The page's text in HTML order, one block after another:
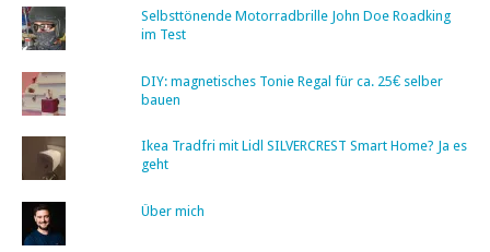
Selbsttönende Motorradbrille John Doe Roadking
im Test
DIY: magnetisches Tonie Regal für ca. 25€ selber
bauen
Ikea Tradfri mit Lidl SILVERCREST Smart Home? Ja es
geht
Über mich